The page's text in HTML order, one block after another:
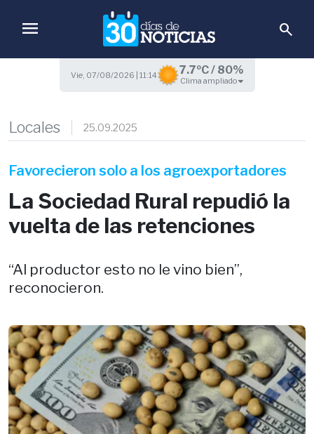
menu search
Vie, 07/08/2026 | 11:14 7.7ºC / 80%
Clima ampliado
Locales 25.09.2025
Favorecieron solo a los agroexportadores
La Sociedad Rural repudió la
vuelta de las retenciones
“Al productor esto no le vino bien”,
reconocieron.